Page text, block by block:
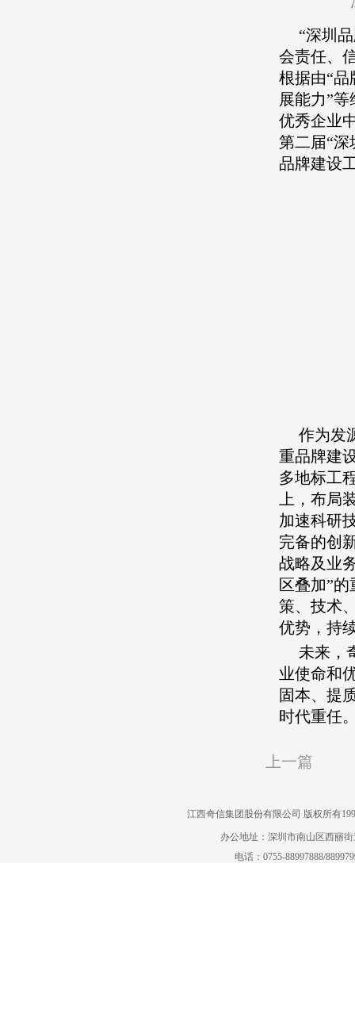
“深圳
会责任、
根据由“
展能力”
优秀企业
第二届“
品牌建设
作为发
重品牌建
多地标工
上，布局
加速科研
完备的创
战略及业
区叠加”
策、技术
优势，持
未来，
业使命和
固本、提
时代重任
上一篇
江西奇信集团股份有限公司 版权所有
办公地址：深圳市南山区西丽
电话：0755-88997888/